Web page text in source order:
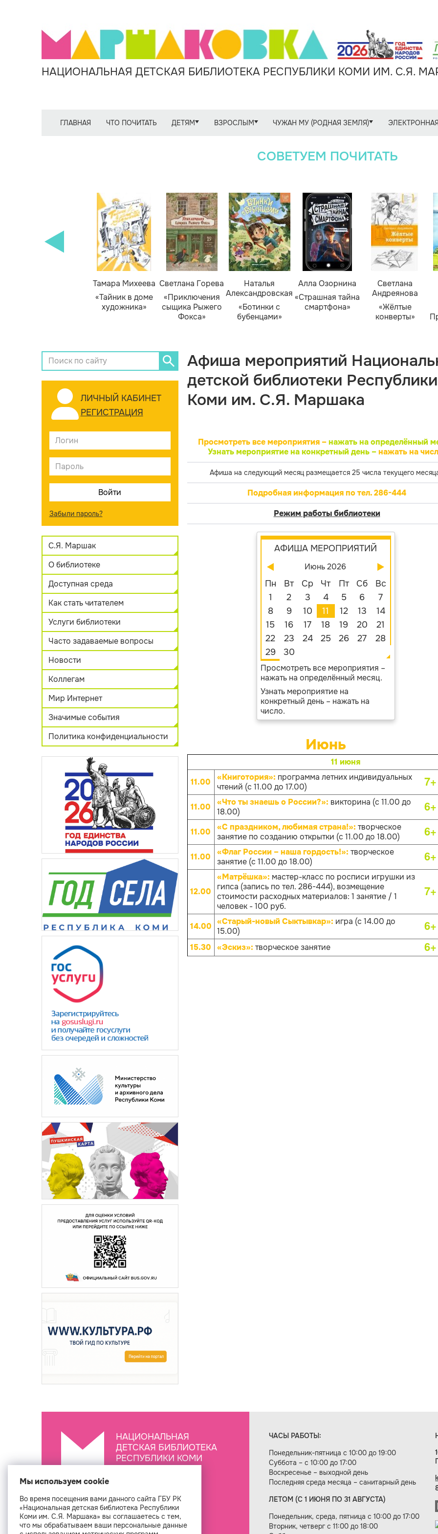
НАЦИОНАЛЬНАЯ ДЕТСКАЯ БИБЛИОТЕКА РЕСПУБЛИКИ КОМИ ИМ. С.Я.
ГЛАВНАЯ ЧТО ПОЧИТАТЬ ДЕТЯМ ВЗРОСЛЫМ ЧУЖАН МУ (РОДНАЯ ЗЕМЛЯ)
СОВЕТУЕМ ПОЧИТАТЬ
Тамара Михеева
«Тайник в доме
художника»
Светлана Горева
«Приключения
сыщика Рыжего
Фокса»
Наталья
Александровская
«Ботинки с
бубенцами»
Алла Озорнина
«Страшная тайна
смартфона»
Светлана
Андреянова
«Жёлтые
конверты»
ЛИЧНЫЙ КАБИНЕТ
РЕГИСТРАЦИЯ
Забыли пароль?
С.Я. Маршак
О библиотеке
Доступная среда
Как стать читателем
Услуги библиотеки
Часто задаваемые вопросы
Новости
Коллегам
Мир Интернет
Значимые события
Политика конфиденциальности
Афиша мероприятий
детской библиотеки Республики
Коми им. С.Я. Маршака
Просмотреть все мероприятия – нажать на определённый
Узнать мероприятие на конкретный день –нажать на
Афиша на следующий месяц размещается 25 числа текущего
Подробная информация по тел. 286-444
Режим работы библиотеки
АФИША МЕРОПРИЯТИЙ
Июнь 2026
Пн Вт Ср Чт Пт Сб
Вс
1
2 3 4 5 6
7
8
9 10 11 12 13
14
15
16 17 18 19 20
21
22
23 24 25 26 27
28
29
30
Просмотреть все мероприятия –
нажать на определённый месяц.
Узнать мероприятие на
конкретный день – нажать на
число.
Июнь
11 июня
11.00
«Книготория»: программа летних индивидуальных
чтений (с 11.00 до 17.00)
7+
11.00
«Что ты знаешь о России?»: викторина (с 11.00 до
18.00)
6+
11.00 «С праздником, любимая страна!»: творческое
занятие по созданию открытки (с 11.00 до 18.00)
6+
11.00 «Флаг России – наша гордость!»: творческое
занятие (с 11.00 до 18.00)
6+
12.00
«Матрёшка»: мастер-класс по росписи игрушки из
гипса (запись по тел. 286-444), возмещение
стоимости расходных материалов: 1 занятие / 1
человек - 100 руб.
7+
14.00 «Старый-новый Сыктывкар»: игра (с 14.00 до
15.00)
6+
15.30 «Эскиз»: творческое занятие 6+
НАЦИОНАЛЬНАЯ
ДЕТСКАЯ БИБЛИОТЕКА
РЕСПУБЛИКИ КОМИ
ЧАСЫ РАБОТЫ:
Понедельник-пятница с 10:00 до 19:00
Суббота – с 10:00 до 17:00
Воскресенье – выходной день
Последняя среда месяца – санитарный день
ЛЕТОМ (С 1 ИЮНЯ ПО 31 АВГУСТА)
Понедельник, среда, пятница с 10:00 до 17:00
Вторник, четверг с 11:00 до 18:00
Создание сайта — веб-студия «Цифровой век»
Мы используем cookie
Во время посещения вами данного сайта ГБУ РК
«Национальная детская библиотека Республики
Коми им. С.Я. Маршака» вы соглашаетесь с тем,
что мы обрабатываем ваши персональные данные